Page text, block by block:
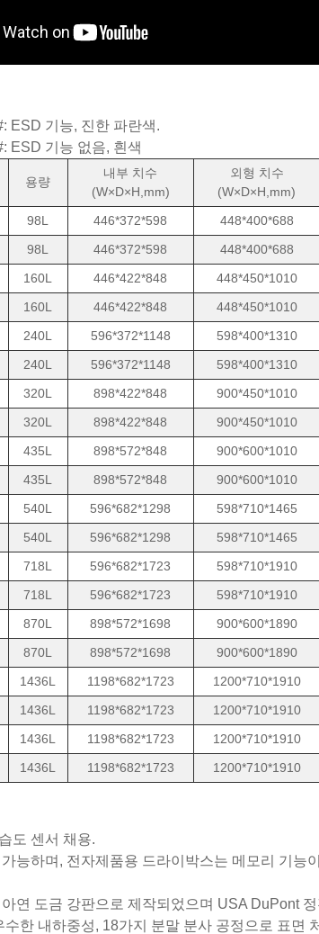
ESD 기능, 진한 파란색.
ESD 기능 없음, 흰색
용량
내부 치수
(W×D×H,mm)
외형 치수
(W×D×H,mm)
98L 446*372*598 448*400*688
98L 446*372*598 448*400*688
160L 446*422*848 448*450*1010
160L 446*422*848 448*450*1010
240L 596*372*1148 598*400*1310
240L 596*372*1148 598*400*1310
320L 898*422*848 900*450*1010
320L 898*422*848 900*450*1010
435L 898*572*848 900*600*1010
435L 898*572*848 900*600*1010
540L 596*682*1298 598*710*1465
540L 596*682*1298 598*710*1465
718L 596*682*1723 598*710*1910
718L 596*682*1723 598*710*1910
870L 898*572*1698 900*600*1890
870L 898*572*1698 900*600*1890
1436L 1198*682*1723 1200*710*1910
1436L 1198*682*1723 1200*710*1910
1436L 1198*682*1723 1200*710*1910
1436L 1198*682*1723 1200*710*1910
도 센서 채용.
능하며, 전자제품용 드라이박스는 메모리 기능
아연 도금 강판으로 제작되었으며 USA DuPont
수한 내하중성, 18가지 분말 분사 공정으로 표면